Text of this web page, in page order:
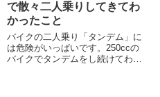
で散々二人乗りしてきてわ
かったこと
バイクの二人乗り「タンデム」に
は危険がいっぱいです。250ccの
バイクでタンデムをし続けてわか